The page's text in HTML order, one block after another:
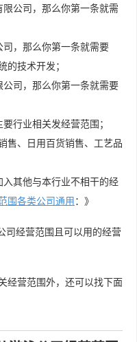
公司，那么你第一条就需
，那么你第一条就需要
技术开发；
司，那么你第一条就需要
行业相关发经营范围；
售、日用百货销售、工艺品
其他与本行业不相干的经
围各类公司通用：》
司经营范围且可以用的经营
经营范围外，还可以找下面